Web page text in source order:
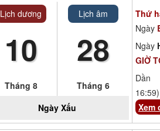
Lịch dương
10
Tháng 8
Lịch âm
28
Tháng 6
Ngày Xấu
Thứ
Ngày
Ngày
GIỜ
Dần
Xem